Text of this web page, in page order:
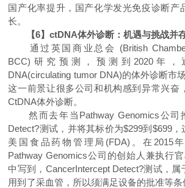
国产化率提升，国产化学发光免疫诊断产
长。
【6】ctDNA体外诊断：机遇与挑战并
通过英国商业总会 (British
BCC)研究预测，预测到2020年
DNA(circulating tumor DNA)的体外诊断市
这一前景让很多公司和机构感到异常兴奋
CtDNA体外诊断。
然而去年当Pathway Genomics公司
Detect?测试，并将其标价为$299到$699
美国食品药物管理局(FDA)。在2015
Pathway Genomics公司的创始人兼执行
中写到，CancerIntercept Detect?测试，
用到了采血管，所以须满足设备的批准等